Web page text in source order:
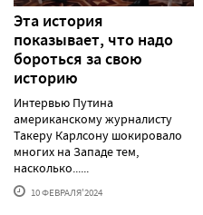
Эта история
показывает, что надо
бороться за свою
историю
Интервью Путина
американскому журналисту
Такеру Карлсону шокировало
многих на Западе тем,
насколько......
10 ФЕВРАЛЯ'2024